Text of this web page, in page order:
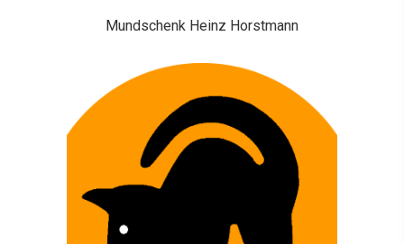
Mundschenk Heinz Horstmann